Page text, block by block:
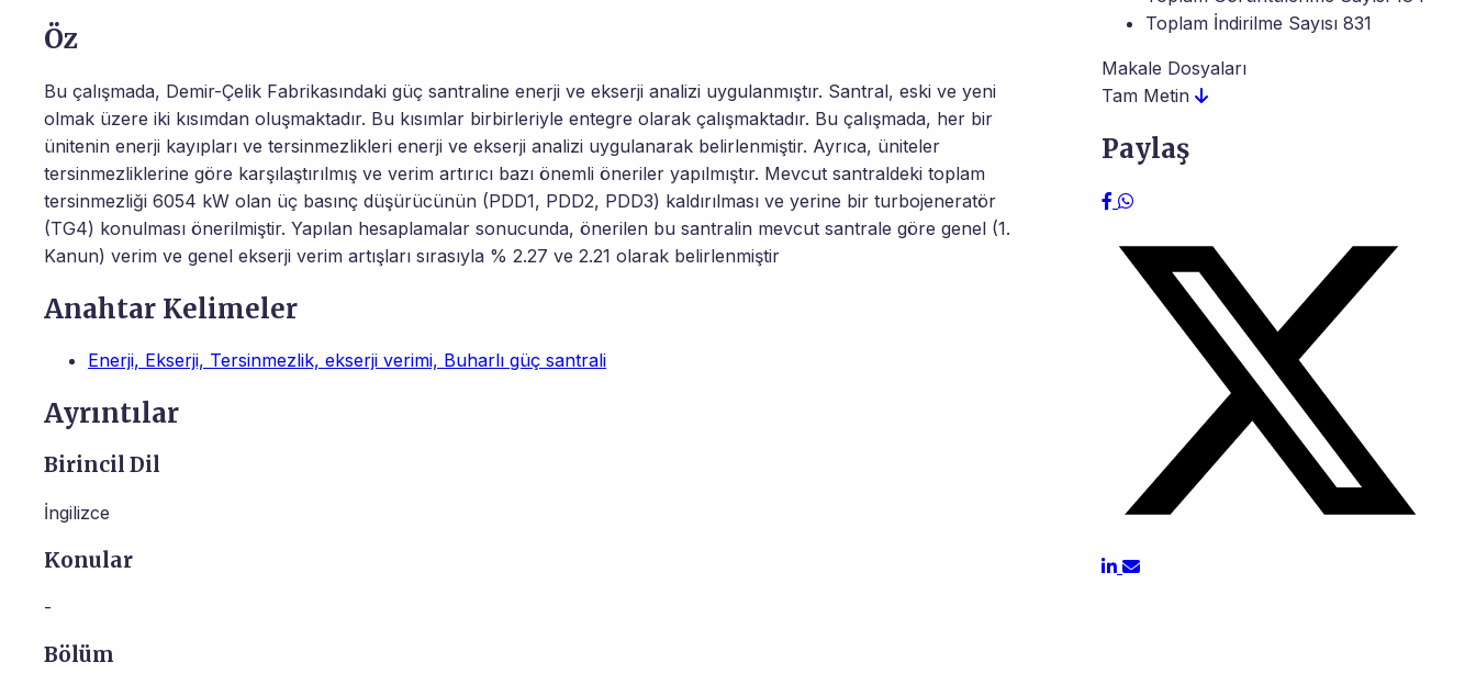
Öz
Bu çalışmada, Demir-Çelik Fabrikasındaki güç santraline enerji ve ekserji analizi uygulanmıştır. Santral, eski ve yeni
olmak üzere iki kısımdan oluşmaktadır. Bu kısımlar birbirleriyle entegre olarak çalışmaktadır. Bu çalışmada, her bir
ünitenin enerji kayıpları ve tersinmezlikleri enerji ve ekserji analizi uygulanarak belirlenmiştir. Ayrıca, üniteler
tersinmezliklerine göre karşılaştırılmış ve verim artırıcı bazı önemli öneriler yapılmıştır. Mevcut santraldeki toplam
tersinmezliği 6054 kW olan üç basınç düşürücünün (PDD1, PDD2, PDD3) kaldırılması ve yerine bir turbojeneratör
(TG4) konulması önerilmiştir. Yapılan hesaplamalar sonucunda, önerilen bu santralin mevcut santrale göre genel (1.
Kanun) verim ve genel ekserji verim artışları sırasıyla % 2.27 ve 2.21 olarak belirlenmiştir
Anahtar Kelimeler
Enerji, Ekserji, Tersinmezlik, ekserji verimi, Buharlı güç santrali
Ayrıntılar
Birincil Dil
İngilizce
Konular
-
Bölüm
Toplam İndirilme Sayısı 831
Makale Dosyaları
Tam Metin
Paylaş